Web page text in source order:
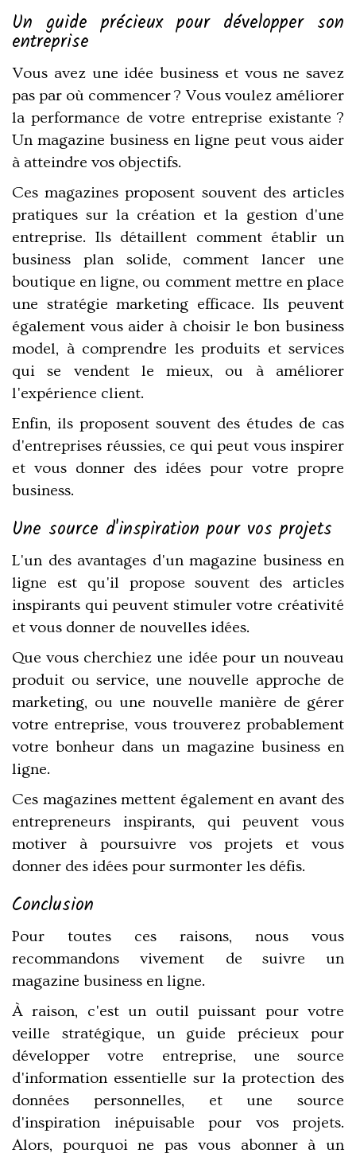
Un guide précieux pour développer son
entreprise
Vous avez une idée business et vous ne savez
pas par où commencer ? Vous voulez améliorer
la performance de votre entreprise existante ?
Un magazine business en ligne peut vous aider
à atteindre vos objectifs.
Ces magazines proposent souvent des articles
pratiques sur la création et la gestion d'une
entreprise. Ils détaillent comment établir un
business plan solide, comment lancer une
boutique en ligne, ou comment mettre en place
une stratégie marketing efficace. Ils peuvent
également vous aider à choisir le bon business
model, à comprendre les produits et services
qui se vendent le mieux, ou à améliorer
l'expérience client.
Enfin, ils proposent souvent des études de cas
d'entreprises réussies, ce qui peut vous inspirer
et vous donner des idées pour votre propre
business.
Une source d'inspiration pour vos projets
L'un des avantages d'un magazine business en
ligne est qu'il propose souvent des articles
inspirants qui peuvent stimuler votre créativité
et vous donner de nouvelles idées.
Que vous cherchiez une idée pour un nouveau
produit ou service, une nouvelle approche de
marketing, ou une nouvelle manière de gérer
votre entreprise, vous trouverez probablement
votre bonheur dans un magazine business en
ligne.
Ces magazines mettent également en avant des
entrepreneurs inspirants, qui peuvent vous
motiver à poursuivre vos projets et vous
donner des idées pour surmonter les défis.
Conclusion
Pour toutes ces raisons, nous vous
recommandons vivement de suivre un
magazine business en ligne.
À raison, c'est un outil puissant pour votre
veille stratégique, un guide précieux pour
développer votre entreprise, une source
d'information essentielle sur la protection des
données personnelles, et une source
d'inspiration inépuisable pour vos projets.
Alors, pourquoi ne pas vous abonner à un